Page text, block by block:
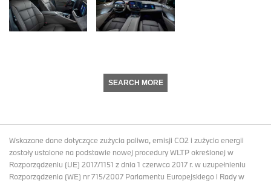
SEARCH MORE
Wskazane dane dotyczące zużycia paliwa, emisji CO2 i zużycia energii
zostały ustalone na podstawie nowej procedury WLTP określonej w
Rozporządzeniu (UE) 2017/1151 z dnia 1 czerwca 2017 r. w uzupełnieniu
Rozporządzenia (WE) nr 715/2007 Parlamentu Europejskiego i Rady w